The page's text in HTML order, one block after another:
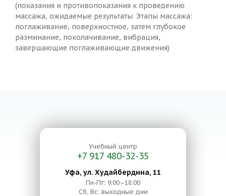
(показания и противопоказания к проведению
массажа, ожидаемые результаты. Этапы массажа:
поглаживание, поверхностное, затем глубокое
разминание, поколачивание, вибрация,
завершающие поглаживающие движения)
Учебный центр
+7 917 480-32-35
Уфа, ул. Худайбердина, 11
Пн-Пт: 9:00–18:00
Сб, Вс: выходные дни